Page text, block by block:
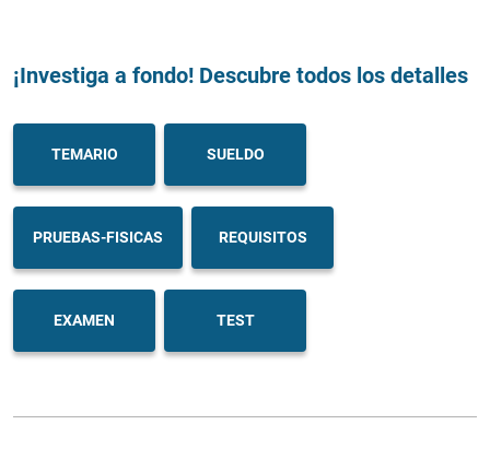
¡Investiga a fondo! Descubre todos los detalles
TEMARIO SUELDO
PRUEBAS-FISICAS REQUISITOS
EXAMEN TEST